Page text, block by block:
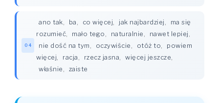
04
ano tak, ba, co więcej, jak najbardziej,
ma się
rozumieć, mało tego, naturalnie, nawet lepiej,
nie dość na tym, oczywiście, otóż to,
powiem
więcej, racja, rzecz jasna, więcej jeszcze,
właśnie, zaiste